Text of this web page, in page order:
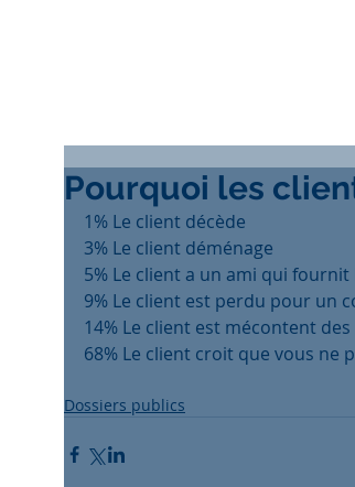
Pourquoi les
1% Le client décède
3% Le client déménage
5% Le client a un ami qui fournit
9% Le client est perdu pour un
14% Le client est mécontent des
68% Le client croit que vous ne
Dossiers publics